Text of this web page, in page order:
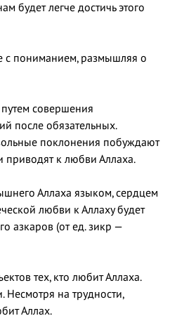
будет легче достичь этого
с пониманием, размышляя о
совершения
после обязательных.
поклонения побуждают
приводят к любви Аллаха.
Аллаха языком, сердцем
любви к Аллаху будет
азкаров (от ед. зикр —
тех, кто любит Аллаха.
на трудности,
Аллах.